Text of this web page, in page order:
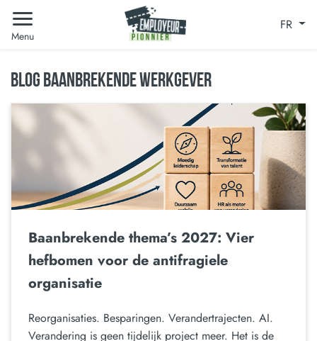
Menu
FR
BLOG BAANBREKENDE WERKGEVER
Baanbrekende thema’s 2027: Vier
hefbomen voor de antifragiele
organisatie
Reorganisaties. Besparingen. Verandertrajecten. AI.
Verandering is geen tijdelijk project meer. Het is de